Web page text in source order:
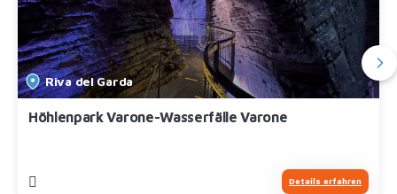
Riva del Garda
Höhlenpark Varone-Wasserfälle Varone
Details erfahren